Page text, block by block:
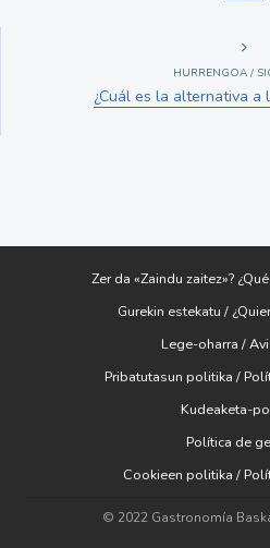
HURRENGOA /
¿Cuál es la alternativa a
Zer da «Zaindu zaitez»?
Gurekin estekatu /
Lege-oharra /
Pribatutasun politika /
Kudeaketa-
Política de
Cookieen politika /
© 2022 Gastronomía